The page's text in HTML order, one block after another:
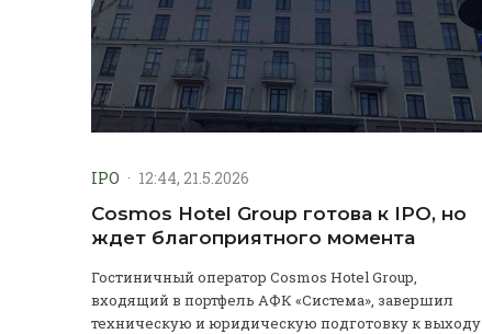
IPO · 12:44, 21.5.2026
Cosmos Hotel Group готова к IPO, но
ждет благоприятного момента
Гостиничный оператор Cosmos Hotel Group,
входящий в портфель АФК «Система», завершил
техническую и юридическую подготовку к выходу